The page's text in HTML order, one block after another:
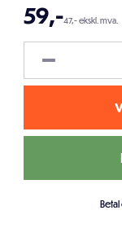
59,-47,- ekskl. mva.